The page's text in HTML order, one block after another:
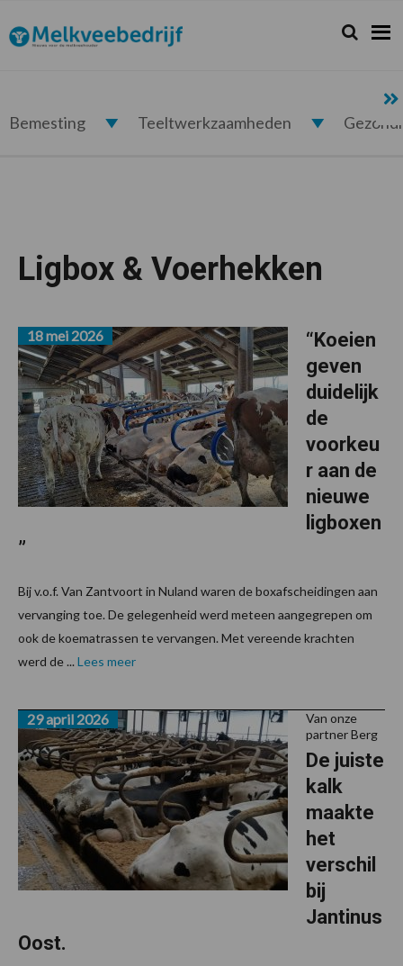
de
hoofdnavigatie
de
hoofd
de
voettekst
Melkveebedrijf.nl Zoeken...
Zoek
Bemesting Teeltwerkzaamheden
Ligbox & Voerhekken
“Koeien
geven
duidelijk
de
voorkeu
r aan de
nieuwe
ligboxen
”
18 mei 2026
Bij v.o.f. Van Zantvoort in Nuland waren de boxafscheidingen aan
vervanging toe. De gelegenheid werd meteen aangegrepen om
ook de koematrassen te vervangen. Met vereende krachten
werd de ... Lees meer
Van onze
partner Berg
De juiste
kalk
maakte
het
verschil
bij
Jantinus
Oost.
29 april 2026